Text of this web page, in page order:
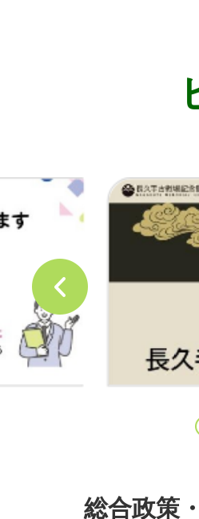
3
枚
目
の
ス
ラ
イ
次のスライドを表示
総合政策・